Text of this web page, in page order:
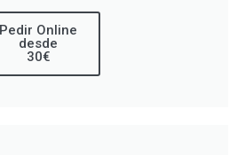
Pedir Online
desde
30€